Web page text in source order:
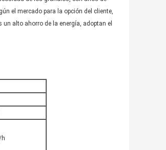
el mercado para la opción del cliente,
alto ahorro de la energía, adoptan el
h